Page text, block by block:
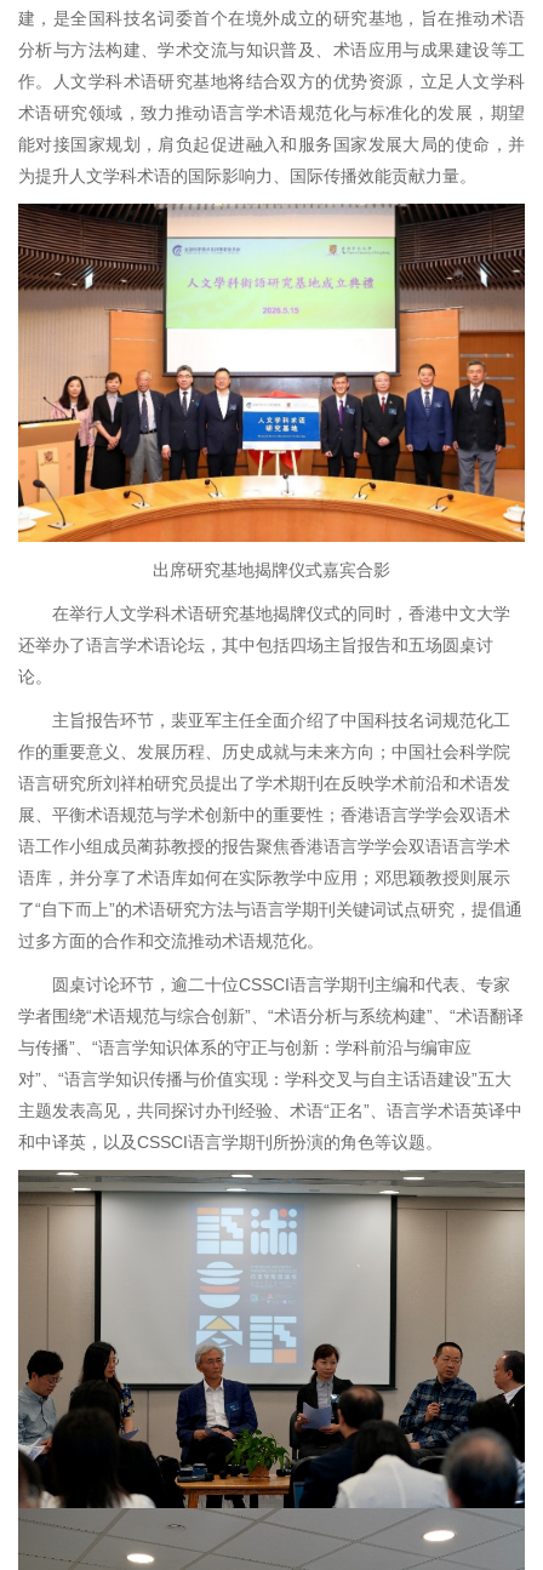
建，是全国科技名词委首个在境外成立的研究基地，旨在推动术语
分析与方法构建、学术交流与知识普及、术语应用与成果建设等工
作。人文学科术语研究基地将结合双方的优势资源，立足人文学科
术语研究领域，致力推动语言学术语规范化与标准化的发展，期望
能对接国家规划，肩负起促进融入和服务国家发展大局的使命，并
为提升人文学科术语的国际影响力、国际传播效能贡献力量。
出席研究基地揭牌仪式嘉宾合影
在举行人文学科术语研究基地揭牌仪式的同时，香港中文大学
还举办了语言学术语论坛，其中包括四场主旨报告和五场圆桌讨
论。
主旨报告环节，裴亚军主任全面介绍了中国科技名词规范化工
作的重要意义、发展历程、历史成就与未来方向；中国社会科学院
语言研究所刘祥柏研究员提出了学术期刊在反映学术前沿和术语发
展、平衡术语规范与学术创新中的重要性；香港语言学学会双语术
语工作小组成员蔺荪教授的报告聚焦香港语言学学会双语语言学术
语库，并分享了术语库如何在实际教学中应用；邓思颖教授则展示
了“自下而上”的术语研究方法与语言学期刊关键词试点研究，提倡通
过多方面的合作和交流推动术语规范化。
圆桌讨论环节，逾二十位CSSCI语言学期刊主编和代表、专家
学者围绕“术语规范与综合创新”、“术语分析与系统构建”、“术语翻译
与传播”、“语言学知识体系的守正与创新：学科前沿与编审应
对”、“语言学知识传播与价值实现：学科交叉与自主话语建设”五大
主题发表高见，共同探讨办刊经验、术语“正名”、语言学术语英译中
和中译英，以及CSSCI语言学期刊所扮演的角色等议题。